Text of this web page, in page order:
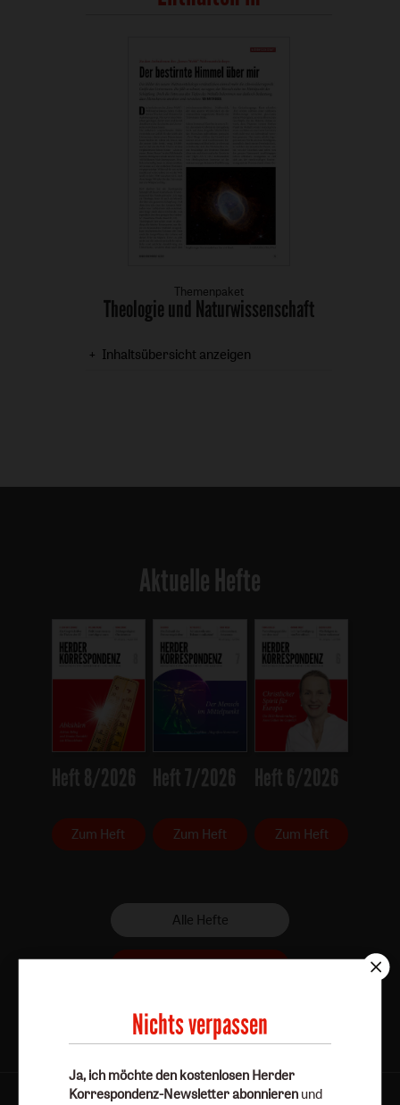
Themenpaket
:
Theologie und Naturwissenschaft
Inhaltsübersicht anzeigen
Aktuelle Hefte
Heft 8/2026
Zum Heft
Heft 7/2026
Zum Heft
Heft 6/2026
Zum Heft
Alle Hefte
Abo bestellen
Nichts verpassen
Ja, ich möchte den kostenlosen Herder
Korrespondenz-Newsletter abonnieren und